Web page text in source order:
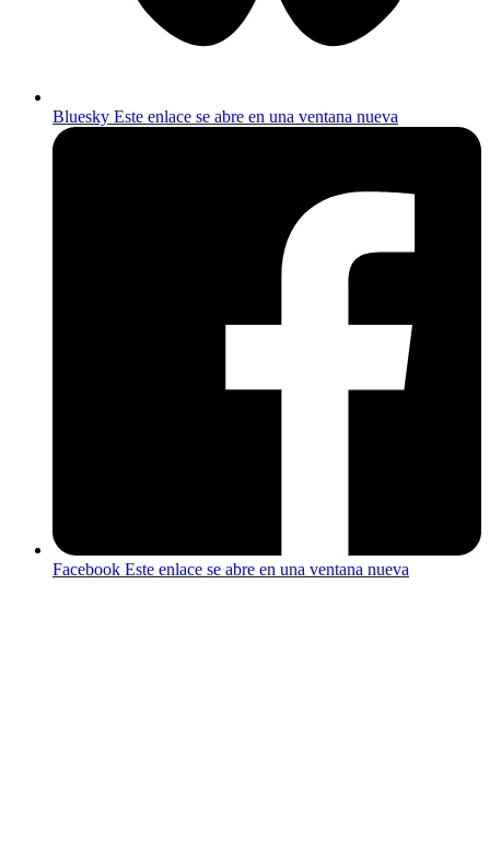
Bluesky Este enlace se abre en una ventana nueva
Facebook Este enlace se abre en una ventana nueva